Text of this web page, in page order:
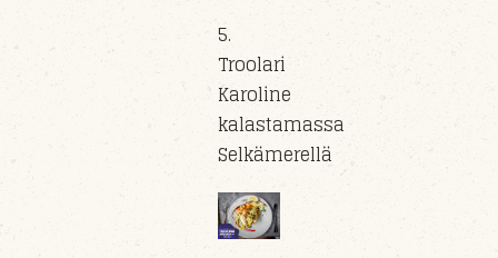
5.
Troolari
Karoline
kalastamassa
Selkämerellä